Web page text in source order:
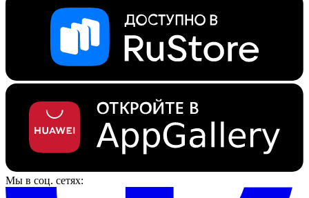
Мы в соц. сетях: